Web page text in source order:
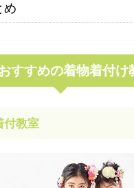
め
すすめの着物着付け
付教室